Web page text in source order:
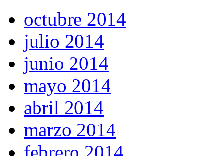
octubre 2014
julio 2014
junio 2014
mayo 2014
abril 2014
marzo 2014